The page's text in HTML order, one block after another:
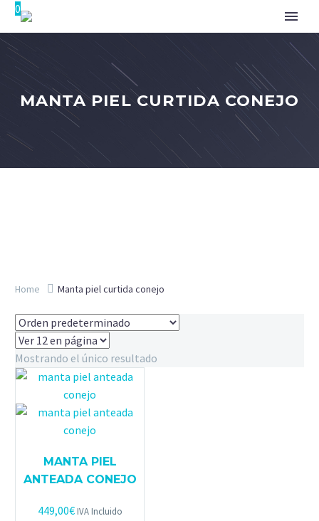
0
MANTA PIEL CURTIDA CONEJO
Home Manta piel curtida conejo
Mostrando el único resultado
MANTA PIEL
ANTEADA CONEJO
449,00€ IVA Incluido